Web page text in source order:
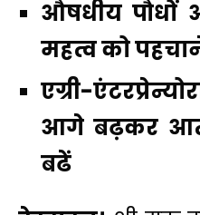
औषधीय
महत्व को
एग्री-
आगे बढ़कर
बढें